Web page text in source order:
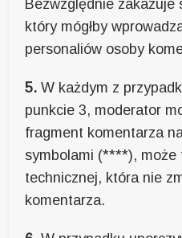
Bezwzględnie zakazuje
który mógłby
personaliów osoby
5. W każdym z
punkcie 3, moderator
fragment komentarza
symbolami (****), może
technicznej, która nie
komentarza.